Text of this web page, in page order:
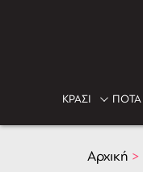
ΚΡΑΣΙ ΠΟΤΑ
Αρχική >